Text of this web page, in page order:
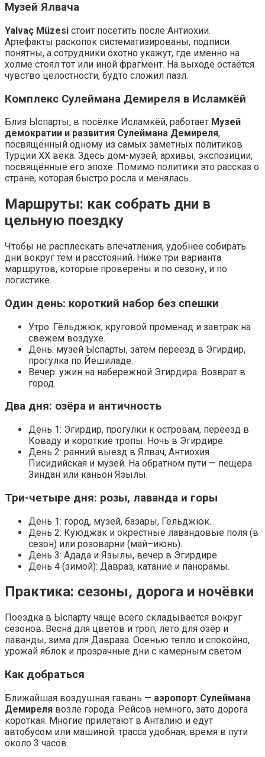
Музей Ялвача
Yalvaç Müzesi стоит посетить после Антиохии.
Артефакты раскопок систематизированы, подписи
понятны, а сотрудники охотно укажут, где именно на
холме стоял тот или иной фрагмент. На выходе остаётся
чувство целостности, будто сложил пазл.
Комплекс Сулеймана Демиреля в Исламкёй
Близ Ыспарты, в посёлке Исламкёй, работает Музей
демократии и развития Сулеймана Демиреля,
посвящённый одному из самых заметных политиков
Турции XX века. Здесь дом-музей, архивы, экспозиции,
посвящённые его эпохе. Помимо политики это рассказ о
стране, которая быстро росла и менялась.
Маршруты: как собрать дни в
цельную поездку
Чтобы не расплескать впечатления, удобнее собирать
дни вокруг тем и расстояний. Ниже три варианта
маршрутов, которые проверены и по сезону, и по
логистике.
Один день: короткий набор без спешки
Утро: Гёльджюк, круговой променад и завтрак на
свежем воздухе.
День: музей Ыспарты, затем переезд в Эгирдир,
прогулка по Йешиладе.
Вечер: ужин на набережной Эгирдира. Возврат в
город.
Два дня: озёра и античность
День 1: Эгирдир, прогулки к островам, переезд в
Коваду и короткие тропы. Ночь в Эгирдире.
День 2: ранний выезд в Ялвач, Антиохия
Писидийская и музей. На обратном пути — пещера
Зиндан или каньон Язылы.
Три-четыре дня: розы, лаванда и горы
День 1: город, музей, базары, Гёльджюк.
День 2: Куюджак и окрестные лавандовые поля (в
сезон) или розоварни (май–июнь).
День 3: Адада и Язылы, вечер в Эгирдире.
День 4 (зимой): Давраз, катание и панорамы.
Практика: сезоны, дорога и ночёвки
Поездка в Ыспарту чаще всего складывается вокруг
сезонов. Весна для цветов и троп, лето для озёр и
лаванды, зима для Давраза. Осенью тепло и спокойно,
урожай яблок и прозрачные дни с камерным светом.
Как добраться
Ближайшая воздушная гавань — аэропорт Сулеймана
Демиреля возле города. Рейсов немного, зато дорога
короткая. Многие прилетают в Анталию и едут
автобусом или машиной: трасса удобная, время в пути
около 3 часов.